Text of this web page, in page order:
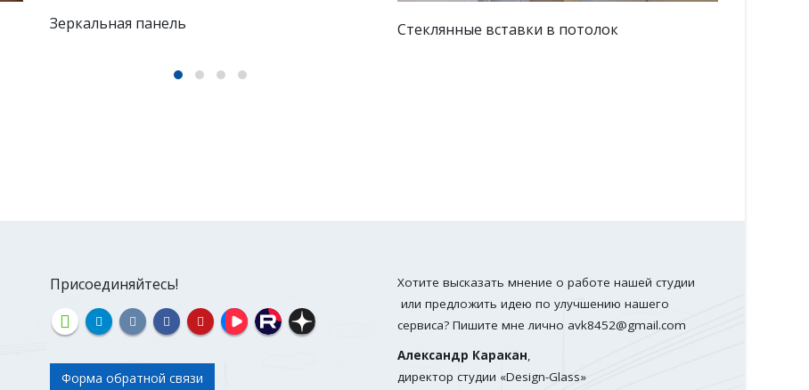
Стеклянные вставки в потолок Стеклянная дверка в душевую
Присоединяйтесь!
Форма обратной связи
Хотите высказать мнение о работе нашей студии
или предложить идею по улучшению нашего
сервиса? Пишите мне лично avk8452@gmail.com
Александр Каракан,
директор студии «Design-Glass»